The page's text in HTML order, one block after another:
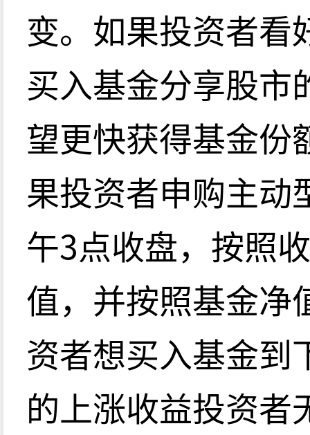
变。如果投资者看
买入基金分享股市
望更快获得基金份
果投资者申购主动
午3点收盘，按照
值，并按照基金净
资者想买入基金到
的上涨收益投资者